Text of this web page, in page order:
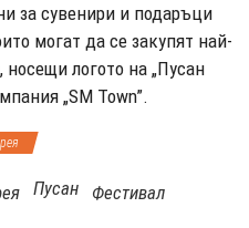
за сувенири и подаръци
могат да се закупят най-
логото на „Пусан
„SM Town”.
Пусан
Фестивал